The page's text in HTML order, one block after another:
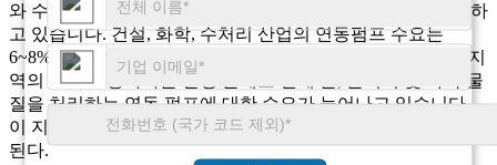
와 수처리 인프라 확장으로 인해 규모는 작지만 꾸준히 성장하
고 있습니다. 건설, 화학, 수처리 산업의 연동펌프 수요는
6~8% 증가할 것으로 예상된다. 산업 운영 확장에 대한 중동 지
역의 관심과 증가하는 환경 문제로 인해 물, 슬러리 및 화학 물
질을 처리하는 연동 펌프에 대한 수요가 늘어나고 있습니다.
이 지역은 세계 시장 점유율의 약 5~7%를 차지할 것으로 예상
된다.